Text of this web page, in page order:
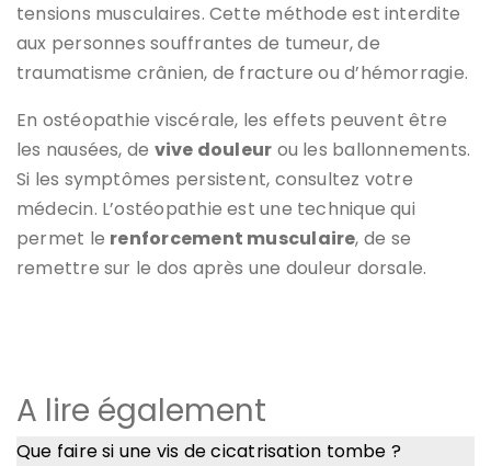
tensions musculaires. Cette méthode est interdite
aux personnes souffrantes de tumeur, de
traumatisme crânien, de fracture ou d’hémorragie.
En ostéopathie viscérale, les effets peuvent être
les nausées, de vive douleur ou les ballonnements.
Si les symptômes persistent, consultez votre
médecin. L’ostéopathie est une technique qui
permet le renforcement musculaire, de se
remettre sur le dos après une douleur dorsale.
A lire également
Que faire si une vis de cicatrisation tombe ?